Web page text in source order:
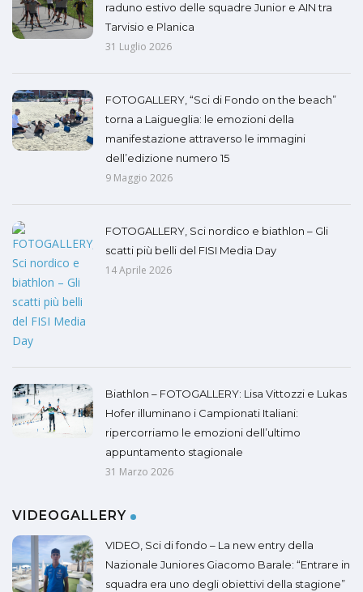
raduno estivo delle squadre Junior e AIN tra
Tarvisio e Planica
31 Luglio 2026
FOTOGALLERY, “Sci di Fondo on the beach”
torna a Laigueglia: le emozioni della
manifestazione attraverso le immagini
dell’edizione numero 15
9 Maggio 2026
FOTOGALLERY, Sci nordico e biathlon – Gli
scatti più belli del FISI Media Day
14 Aprile 2026
Biathlon – FOTOGALLERY: Lisa Vittozzi e Lukas
Hofer illuminano i Campionati Italiani:
ripercorriamo le emozioni dell’ultimo
appuntamento stagionale
31 Marzo 2026
VIDEOGALLERY
VIDEO, Sci di fondo – La new entry della
Nazionale Juniores Giacomo Barale: “Entrare in
squadra era uno degli obiettivi della stagione”